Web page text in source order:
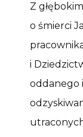
Z
o śmierci
i
oddanego